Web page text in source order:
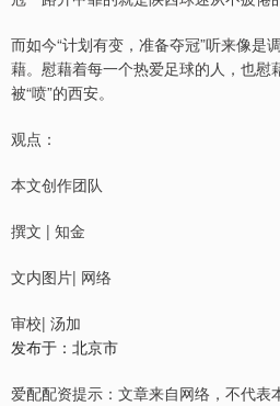
而如今“计划有变，准备夺冠”听来像是
藉。慰藉着每一个热爱足球的人，也慰
被“喷”的西安。
观点：
本文创作团队
撰文 | 知金
文内图片| 网络
审校| 汤加
发布于：北京市
爱配配资提示：文章来自网络，不代表